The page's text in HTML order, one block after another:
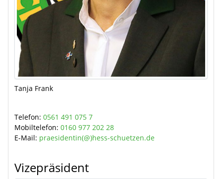
Tanja Frank
Telefon: 0561 491 075 7
Mobiltelefon: 0160 977 202 28
E-Mail: praesidentin(@)hess-schuetzen.de
Vizepräsident